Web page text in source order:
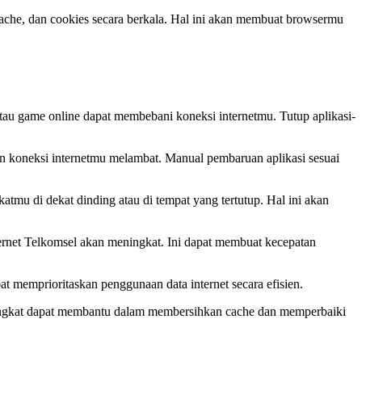
dan cookies secara berkala. Hal ini akan membuat browsermu
game online dapat membebani koneksi internetmu. Tutup aplikasi-
internetmu melambat. Manual pembaruan aplikasi sesuai
di dekat dinding atau di tempat yang tertutup. Hal ini akan
Telkomsel akan meningkat. Ini dapat membuat kecepatan
penggunaan data internet secara efisien.
dapat membantu dalam membersihkan cache dan memperbaiki